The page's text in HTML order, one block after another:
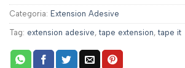
Categoria: Extension Adesive
Tag: extension adesive, tape extension, tape it